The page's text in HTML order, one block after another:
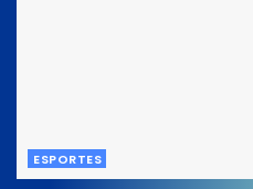
ESPORTES